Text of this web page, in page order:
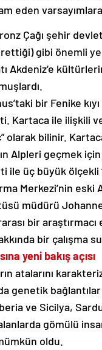
eden
Çağı şehir
gibi önemli
Akdeniz’e
bir Fenike
Kartaca ile ilişkili
olarak bilinir.
Alpleri geçmek
üç büyük ölçekli
Merkezi’nin
müdürü
bir
bir çalışma
yeni bakış açısı
atalarını
genetik bağlantılar
ve Sicilya,
gömülü
oldu.